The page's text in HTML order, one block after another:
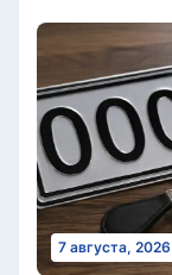
7 августа, 2026